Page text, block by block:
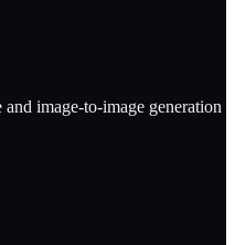
image-to-image generation